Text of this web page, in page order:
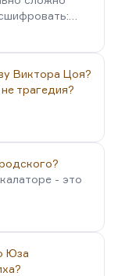
Виктора Цоя?
трагедия?
- это
Юза